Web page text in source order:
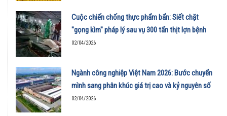
Cuộc chiến chống thực phẩm bẩn: Siết chặt
"gọng kìm" pháp lý sau vụ 300 tấn thịt lợn bệnh
02/04/2026
Ngành công nghiệp Việt Nam 2026: Bước chuyển
mình sang phân khúc giá trị cao và kỷ nguyên số
02/04/2026